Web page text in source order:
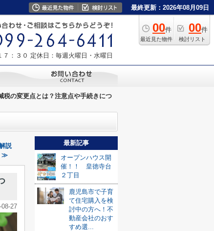
最終更新：2026年08月09日
00件
最近見た物件
00件
検討リスト
７：３０ 定休日：毎週火曜日・水曜日
税の変更点とは？注意点や手続きにつ
説
≫
08-27
最新記事
オープンハウス開
催！！ 皇徳寺台
２丁目
鹿児島市で子育
て住宅購入を検
討中の方へ！不
動産会社のおす
すめ選...